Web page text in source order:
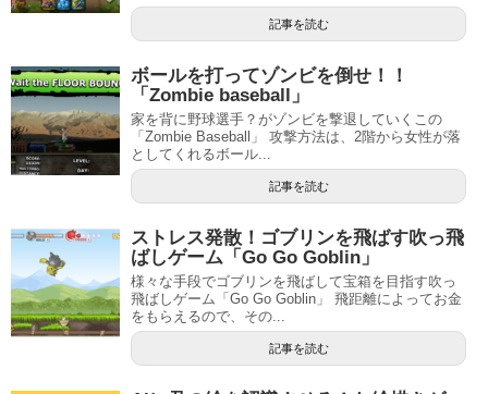
記事を読む
ボールを打ってゾンビを倒せ！！
「Zombie baseball」
家を背に野球選手？がゾンビを撃退していくこの
「Zombie Baseball」 攻撃方法は、2階から女性が落
としてくれるボール...
記事を読む
ストレス発散！ゴブリンを飛ばす吹っ飛
ばしゲーム「Go Go Goblin」
様々な手段でゴブリンを飛ばして宝箱を目指す吹っ
飛ばしゲーム「Go Go Goblin」 飛距離によってお金
をもらえるので、その...
記事を読む